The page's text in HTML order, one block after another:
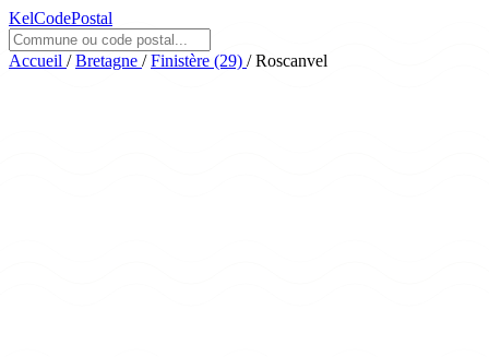
KelCodePostal
Accueil / Bretagne / Finistère (29) / Roscanvel